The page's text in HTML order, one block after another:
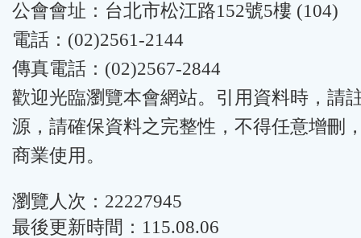
公會會址：台北市松江路152號5樓 (104)
電話：(02)2561-2144
傳真電話：(02)2567-2844
歡迎光臨瀏覽本會網站。引用資料時，請
源，請確保資料之完整性，不得任意增刪
商業使用。
瀏覽人次：22227945
最後更新時間：115.08.06